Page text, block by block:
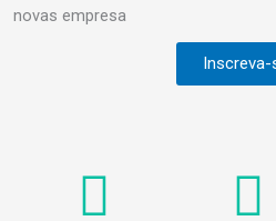
novas empresa
Inscreva-